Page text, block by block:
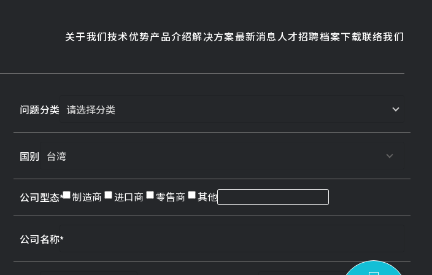
关于我们技术优势产品介绍解决方案最新消息人才招聘档案下载联络我们
问题分类
国别
公司型态 制造商 进口商 零售商 其他
公司名称